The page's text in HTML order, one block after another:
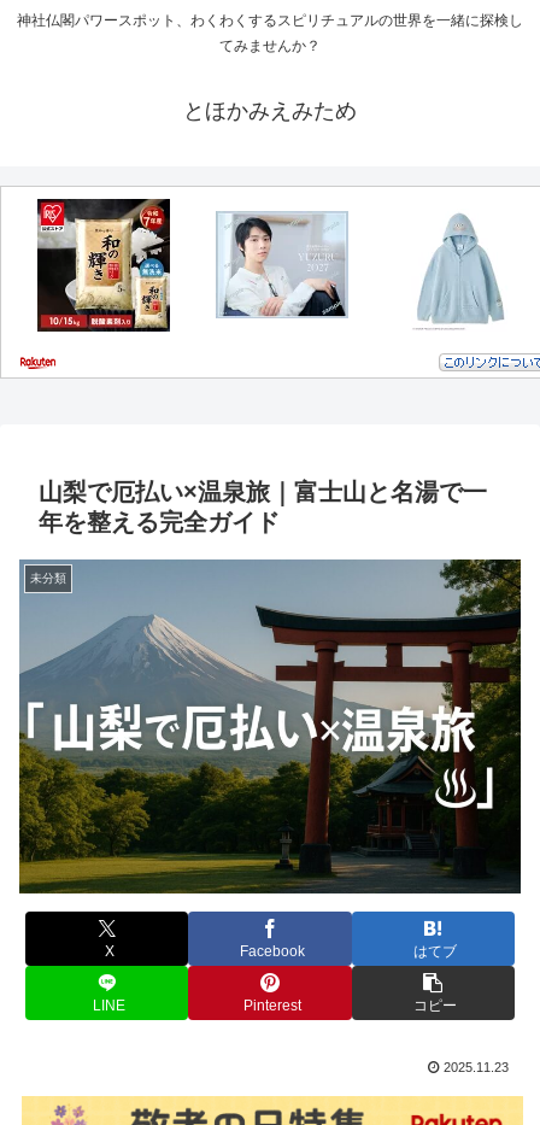
神社仏閣パワースポット、わくわくするスピリチュアルの世界を一緒に探検し
てみませんか？
とほかみえみため
山梨で厄払い×温泉旅｜富士山と名湯で一
年を整える完全ガイド
未分類
X Facebook はてブ
LINE Pinterest コピー
2025.11.23